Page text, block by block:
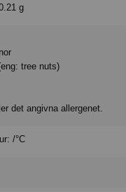
g
tree nuts)
det angivna allergenet.
/°C